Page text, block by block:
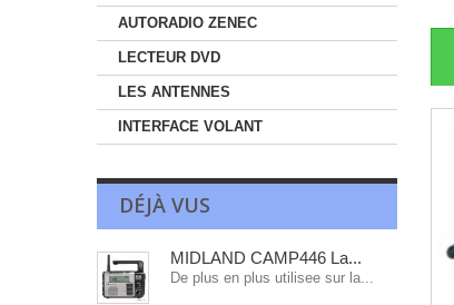
AUTORADIO ZENEC
LECTEUR DVD
LES ANTENNES
INTERFACE VOLANT
DÉJÀ VUS
MIDLAND CAMP446 La...
De plus en plus utilisee sur la...